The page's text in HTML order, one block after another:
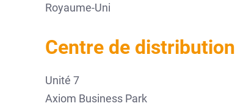
Royaume-Uni
Centre de distribution
Unité 7
Axiom Business Park